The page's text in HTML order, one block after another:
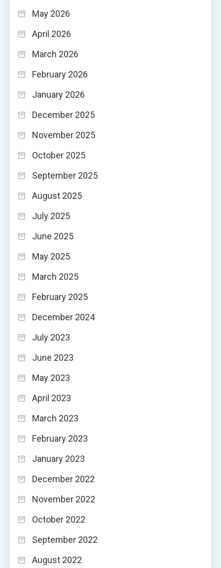
May 2026
April 2026
March 2026
February 2026
January 2026
December 2025
November 2025
October 2025
September 2025
August 2025
July 2025
June 2025
May 2025
March 2025
February 2025
December 2024
July 2023
June 2023
May 2023
April 2023
March 2023
February 2023
January 2023
December 2022
November 2022
October 2022
September 2022
August 2022